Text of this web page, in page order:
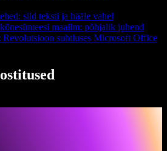
sild teksti ja hääle vahel
maailm: põhjalik juhend
suhtluses Microsoft Office